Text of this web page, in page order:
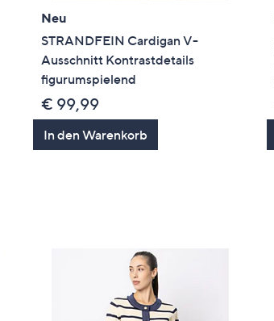
Neu
STRANDFEIN Cardigan V-
Ausschnitt Kontrastdetails
figurumspielend
€ 99,99
In den Warenkorb